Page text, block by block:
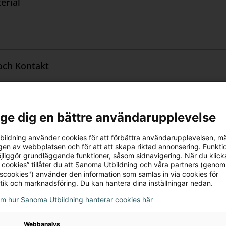
utveckla dessa förmågor. Varje kapitel avslutas
över grundläggande metoder. Utifrån
äldre upplaga av Prio Matematik. Det finns också
Kontakt
dig en bättre användarupplevelse
använder cookies för att förbättra användarupplevelsen,
av webbplatsen och för att att skapa riktad annonsering.
grundläggande funktioner, såsom sidnavigering. När du
cookies” tillåter du att Sanoma Utbildning och våra partners
använder den information som samlas in via cookies för
och marknadsföring. Du kan hantera dina inställningar nedan.
hur Sanoma Utbildning hanterar cookies här
Webbanalys